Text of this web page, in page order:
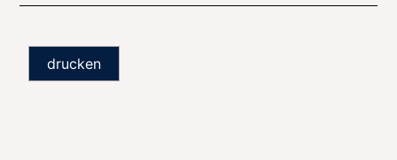
drucken